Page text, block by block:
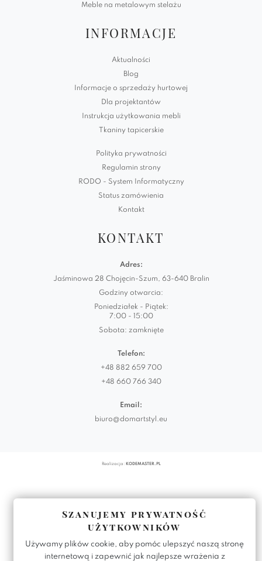
Meble na metalowym stelażu
INFORMACJE
Aktualności
Blog
Informacje o sprzedaży hurtowej
Dla projektantów
Instrukcja użytkowania mebli
Tkaniny tapicerskie
Polityka prywatności
Regulamin strony
RODO - System Informatyczny
Status zamówienia
Kontakt
KONTAKT
Adres:
Jaśminowa 28 Chojęcin-Szum, 63-640 Bralin
Godziny otwarcia:
Poniedziałek - Piątek:
7:00 - 15:00
Sobota: zamknięte
Telefon:
+48 882 659 700
+48 660 766 340
Email:
biuro@domartstyl.eu
Realizacja: KODEMASTER.PL
Szanujemy prywatność
użytkowników
Używamy plików cookie, aby pomóc ulepszyć naszą stronę
internetową i zapewnić jak najlepsze wrażenia z